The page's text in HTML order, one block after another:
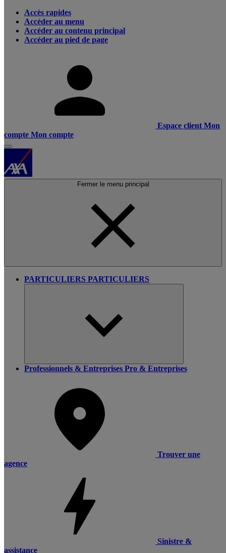
Accès rapides
Accéder au menu
Accéder au contenu principal
Accéder au pied de page
Espace client Mon
compte Mon compte
Fermer le menu principal
PARTICULIERS PARTICULIERS
Professionnels & Entreprises Pro & Entreprises
Trouver une
agence
Sinistre &
assistance